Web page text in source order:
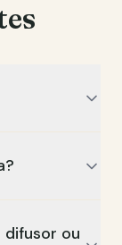
difusor ou